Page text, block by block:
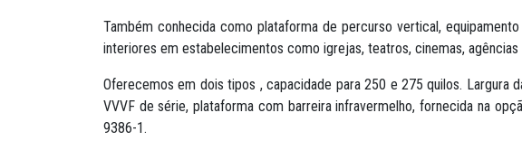
Também conhecida como plataforma de percurso vertical,
interiores em estabelecimentos como igrejas, teatros, cinemas,
Oferecemos em dois tipos , capacidade para 250 e 275 quilos.
VVVF de série, plataforma com barreira infravermelho, fornecida na
9386-1.